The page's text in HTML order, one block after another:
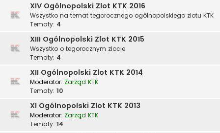
XIV Ogólnopolski Zlot KTK 2016
Wszystko na temat tegorocznego ogólnopolskiego zlotu KTK
Tematy: 4
XIII Ogólnopolski Zlot KTK 2015
Wszystko o tegorocznym zlocie
Tematy: 4
XII Ogólnopolski Zlot KTK 2014
Moderator: Zarząd KTK
Tematy: 10
XI Ogólnopolski Zlot KTK 2013
Moderator: Zarząd KTK
Tematy: 14